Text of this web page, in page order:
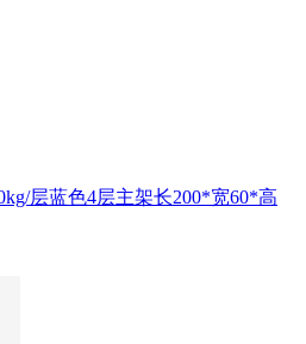
层蓝色4层主架长200*宽60*高